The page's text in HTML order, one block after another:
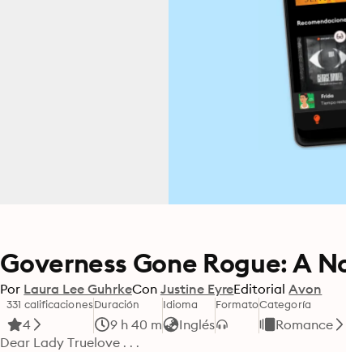
Governess Gone Rogue: A
Por Laura Lee GuhrkeCon Justine EyreEditorial Avon
331 calificaciones
4
Duración
9 h 40 m
Idioma
Inglés
FormatoCategoría
Romance
Dear Lady Truelove . . .